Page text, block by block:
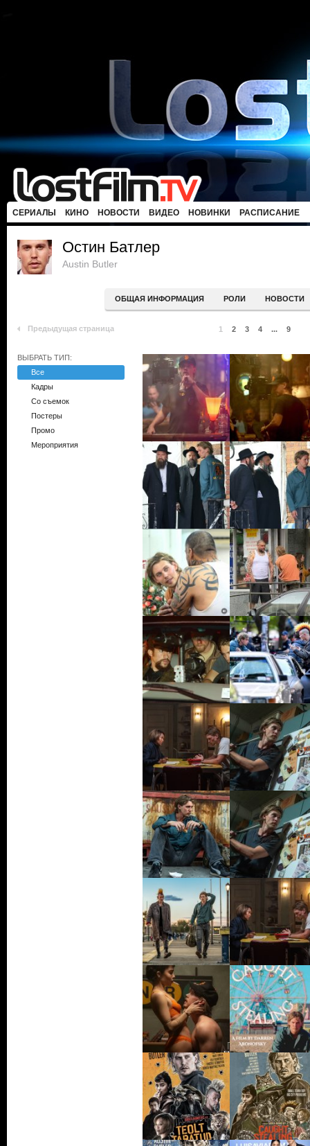
СЕРИАЛЫ КИНО НОВОСТИ ВИДЕО НОВИНКИ РАСПИСАНИЕ
Остин Батлер
Austin Butler
ОБЩАЯ ИНФОРМАЦИЯ РОЛИ НОВОСТИ
Предыдущая страница 1 2 3 4 ... 9
ВЫБРАТЬ ТИП:
Все
Кадры
Со съемок
Постеры
Промо
Мероприятия